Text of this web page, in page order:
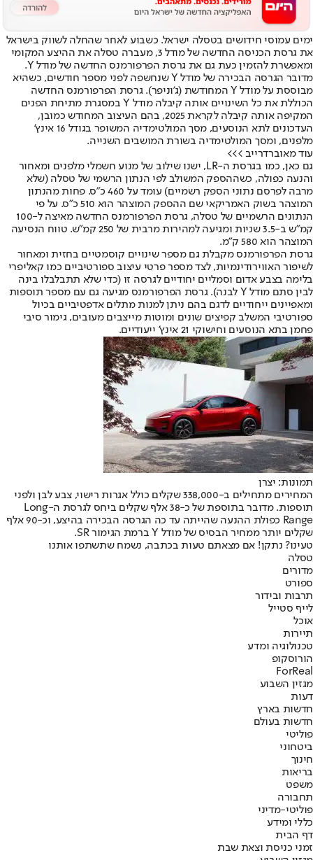
ימים עמוסי חידושים בטסלה ישראל. כשבוע לאחר שהחלה לשווק בישראל
את גרסת הכניסה החדשה של מודל 3, מעברה טסלה את ההיצע המקומי
ומאפשרת להזמין כעת גם את גרסת הפרפורמנס החדשה של מודל Y.
מדובר הגרסה הבכירה של מודל Y שנחשפה לפני מספר חודשים, כשהיא
מבוססת על מודל Y המחודשת (ג’וניפר). גרסת הפרפורמנס החדשה
הכוללת את כל השינויים אותה קיבלה מודל Y במסגרת מתיחת הפנים
המקיפה אותה קיבלה לקראת 2025, בהם העיצוב המחודש כמובן,
העדכונים לתא הנוסעים, מסך המולטימדיה המשופר בגודל 16 אינץ’
מלפנים, ומסך המולטימדיה בשורת המושבים השנייה.
עוד מאוברדרייב >>>
גם כאן, כמו בגרסת ה-LR, ישנו שילוב של מנוע חשמלי מלפנים ומאחור
והנעה כפולה, כשההספק המשולב לפי הנתון הרשמי של טסלה (שלא
מרבה לפרסם נתוני הספק רשמיים) עומד על 460 כ”ס. פחות מהנתון
המוצהר בשוק האמריקאי שם ההספק המוצהר הוא 510 כ”ס. על פי
הנתונים הרשמיים של טסלה, גרסת הפרפורמנס החדשה מאיצה ל-100
קמ”ש ב-3.5 שניות ומגיעה למהירות מרבית של 250 קמ”ש. טווח הנסיעה
המוצהר הוא 580 ק”מ.
גרסת הפרפורמנס מקבלת גם מספר שינויים קוסמטיים בחזית ומאחור
לשיפור האווירודינמיות, לצד מספר פרטי עיצוב ספורטיביים כמו קאליפרי
בלימה בצבע אדום וסמליים יחודיים לגרסה זו (כדי שלא תתבלבלו בינה
לבין סתם מודל Y לבנה). גרסת הפרפורמנס מגיעה גם עם מספר תוספות
ומאפיינים ייחודיים לדגם בהם ניתן למנות מתלים אדפטיביים בכיול
ספורטיבי המשלב קפיצים שונים ומוטות מייצבים מעובים, גימור סיבי
פחמן בתא הנוסעים וחישוקי 21 אינץ’ ייעודיים.
תמונות: יצרן
המחירים מתחילים ב-338,000 שקלים כולל אגרות רישוי, צבע לבן ולפני
תוספות. מדובר בתוספת של כ-38 אלף שקלים ביחס לגרסת ה-Long
Range כפולת ההנעה שהייתה עד כה הגרסה הבכירה בהיצע, וכ-90 אלף
שקלים יותר ממחיר הבסיס של מודל Y ברמת הגימור SR.
טעינו? נתקן! אם מצאתם טעות בכתבה, נשמח שתשתפו אותנו
טסלה
מדורים
ספורט
תרבות ובידור
לייף סטייל
אוכל
תיירות
טכנולוגיה ומדע
הורוסקופ
ForReal
מגזין השבוע
דעות
חדשות בארץ
חדשות בעולם
פוליטי
ביטחוני
חינוך
בריאות
משפט
תחבורה
פוליטי-מדיני
כללי ומידע
דף הבית
זמני כניסת וצאת שבת